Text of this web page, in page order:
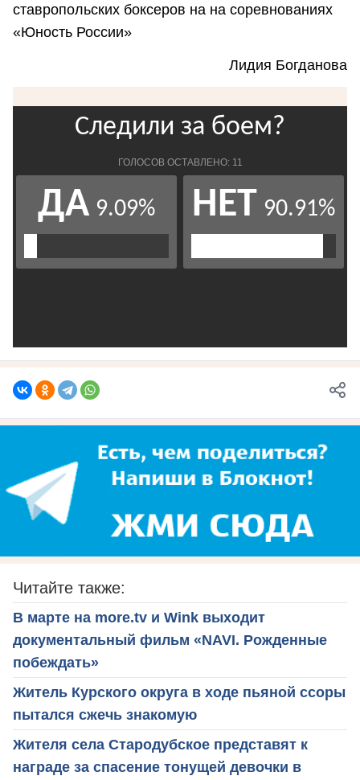
ставропольских боксеров на на соревнованиях
«Юность России»
Лидия Богданова
Читайте также:
В марте на more.tv и Wink выходит
документальный фильм «NAVI. Рожденные
побеждать»
Житель Курского округа в ходе пьяной ссоры
пытался сжечь знакомую
Жителя села Стародубское представят к
награде за спасение тонущей девочки в